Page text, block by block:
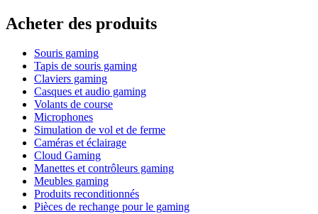
Acheter des produits
Souris gaming
Tapis de souris gaming
Claviers gaming
Casques et audio gaming
Volants de course
Microphones
Simulation de vol et de ferme
Caméras et éclairage
Cloud Gaming
Manettes et contrôleurs gaming
Meubles gaming
Produits reconditionnés
Pièces de rechange pour le gaming